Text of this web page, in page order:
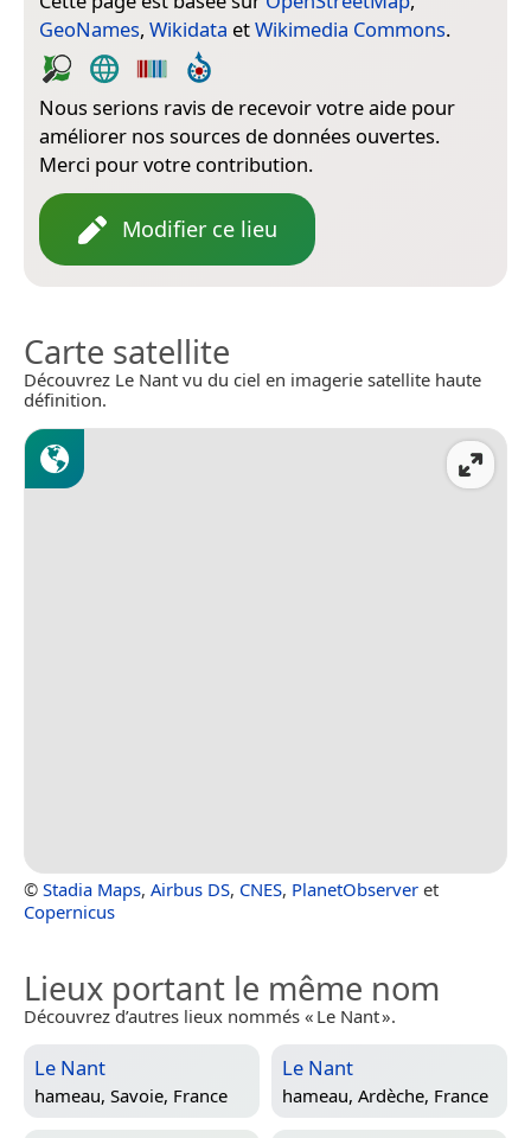
GeoNames, Wikidata etWikimedia Commons.
Nous serions ravis de recevoir votre aide pour
améliorer nos sources de données ouvertes.
Merci pour votre contribution.
Modifier ce lieu
Carte satellite
Découvrez Le Nant vu du ciel en imagerie satellite haute
définition.
© Stadia Maps, Airbus DS, CNES, PlanetObserver et
Copernicus
Lieux portant le même nom
Découvrez d’autres lieux nommés « Le Nant ».
Le Nant
hameau, Savoie, France
Le Nant
hameau, Ardèche, France